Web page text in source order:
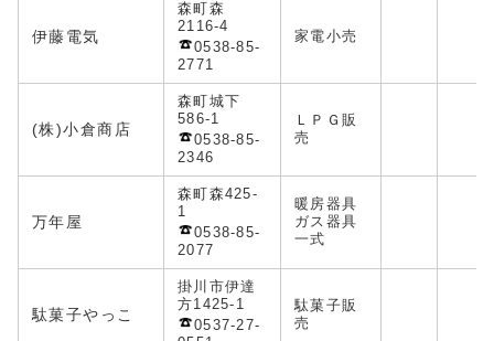
伊藤電気
森町森
2116-4
0538-85-
2771
家電小売
(株)小倉商店
森町城下
586-1
0538-85-
2346
ＬＰＧ販
売
万年屋
森町森425-
1
0538-85-
2077
暖房器具
ガス器具
一式
駄菓子やっこ
掛川市伊達
方1425-1
0537-27-
駄菓子販
売